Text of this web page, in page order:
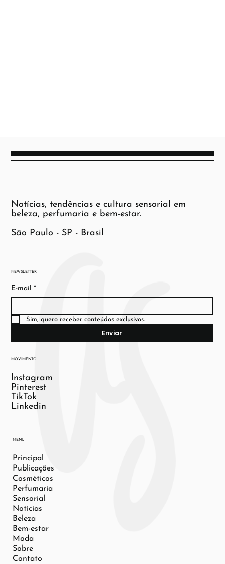
NEWSLETTER
E-mail *
Sim, quero receber conteúdos exclusivos.
Enviar
MOVIMENTO
Instagram
Pinterest
TikTok
Linkedin
MENU
Principal
Publicações
Cosméticos
Perfumaria
Sensorial
Notícias
Beleza
Bem-estar
Moda
Sobre
Contato
Notícias, tendências e cultura sensorial em
beleza, perfumaria e bem-estar.
São Paulo - SP - Brasil